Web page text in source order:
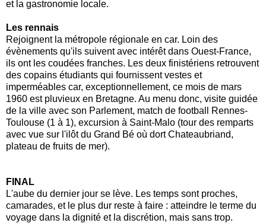
et la gastronomie locale.
Les rennais
Rejoignent la métropole régionale en car. Loin des
évènements qu'ils suivent avec intérêt dans Ouest-France,
ils ont les coudées franches. Les deux finistériens retrouvent
des copains étudiants qui fournissent vestes et
imperméables car, exceptionnellement, ce mois de mars
1960 est pluvieux en Bretagne. Au menu donc, visite guidée
de la ville avec son Parlement, match de football Rennes-
Toulouse (1 à 1), excursion à Saint-Malo (tour des remparts
avec vue sur l'ilôt du Grand Bé où dort Chateaubriand,
plateau de fruits de mer).
FINAL
L'aube du dernier jour se lève. Les temps sont proches,
camarades, et le plus dur reste à faire : atteindre le terme du
voyage dans la dignité et la discrétion, mais sans trop.